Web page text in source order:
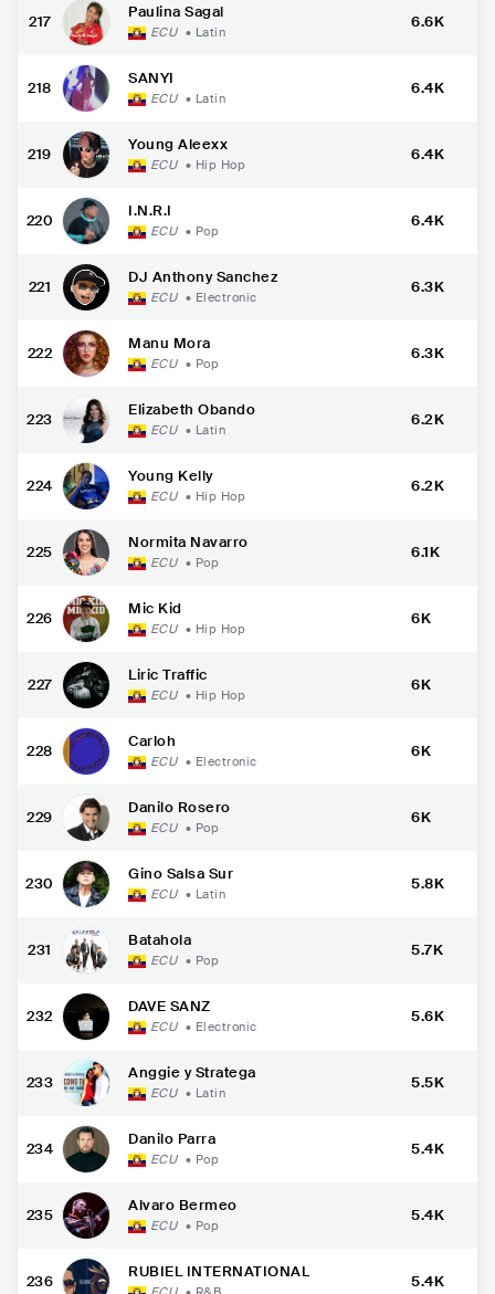
217
Paulina Sagal
ECU • Latin
6.6K
218
SANYI
ECU • Latin
6.4K
219
Young Aleexx
ECU • Hip Hop
6.4K
220
I.N.R.I
ECU • Pop
6.4K
221
DJ Anthony Sanchez
ECU • Electronic
6.3K
222
Manu Mora
ECU • Pop
6.3K
223
Elizabeth Obando
ECU • Latin
6.2K
224
Young Kelly
ECU • Hip Hop
6.2K
225
Normita Navarro
ECU • Pop
6.1K
226
Mic Kid
ECU • Hip Hop
6K
227
Liric Traffic
ECU • Hip Hop
6K
228
Carloh
ECU • Electronic
6K
229
Danilo Rosero
ECU • Pop
6K
230
Gino Salsa Sur
ECU • Latin
5.8K
231
Batahola
ECU • Pop
5.7K
232
DAVE SANZ
ECU • Electronic
5.6K
233
Anggie y Stratega
ECU • Latin
5.5K
234
Danilo Parra
ECU • Pop
5.4K
235
Alvaro Bermeo
ECU • Pop
5.4K
236
RUBIEL INTERNATIONAL
5.4K